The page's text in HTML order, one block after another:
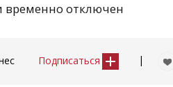
временно отключен
Подписаться |